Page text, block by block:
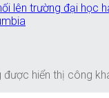
lên trường đại học
được hiển thị công